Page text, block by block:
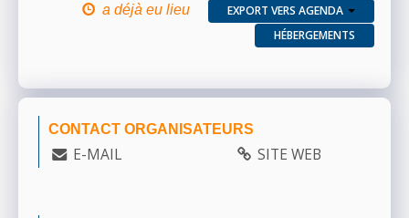
a déjà eu lieu
EXPORT VERS AGENDA
HÉBERGEMENTS
CONTACT ORGANISATEURS
E-MAIL SITE WEB